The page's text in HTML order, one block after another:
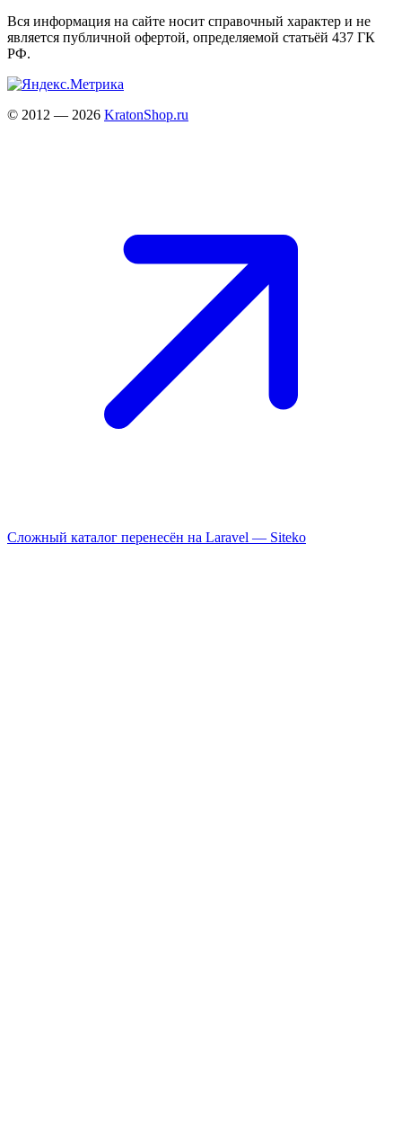
Вся информация на сайте носит справочный характер и не
является публичной офертой, определяемой статьёй 437 ГК
РФ.
© 2012 — 2026 KratonShop.ru
Сложный каталог перенесён на Laravel — Siteko